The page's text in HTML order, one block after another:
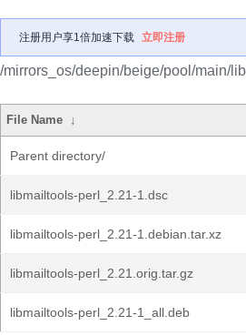
注册用户享1倍加速下载 立即注册
/mirrors_os/deepin/beige/pool/main/
File Name ↓
Parent directory/
libmailtools-perl_2.21-1.dsc
libmailtools-perl_2.21-1.debian.tar.xz
libmailtools-perl_2.21.orig.tar.gz
libmailtools-perl_2.21-1_all.deb